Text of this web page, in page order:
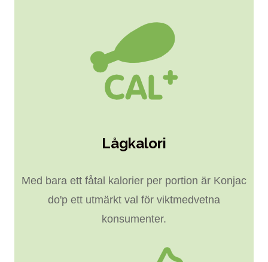
Lågkalori
Med bara ett fåtal kalorier per portion är Konjac
do'p ett utmärkt val för viktmedvetna
konsumenter.